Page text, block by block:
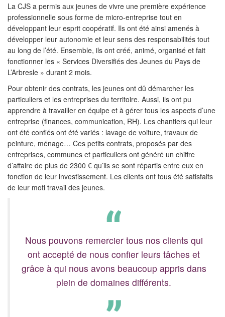
La CJS a permis aux jeunes de vivre une première expérience
professionnelle sous forme de micro-entreprise tout en
développant leur esprit coopératif. Ils ont été ainsi amenés à
développer leur autonomie et leur sens des responsabilités tout
au long de l’été. Ensemble, ils ont créé, animé, organisé et fait
fonctionner les « Services Diversifiés des Jeunes du Pays de
L’Arbresle » durant 2 mois.
Pour obtenir des contrats, les jeunes ont dû démarcher les
particuliers et les entreprises du territoire. Aussi, ils ont pu
apprendre à travailler en équipe et à gérer tous les aspects d’une
entreprise (finances, communication, RH). Les chantiers qui leur
ont été confiés ont été variés : lavage de voiture, travaux de
peinture, ménage… Ces petits contrats, proposés par des
entreprises, communes et particuliers ont généré un chiffre
d’affaire de plus de 2300 € qu’ils se sont répartis entre eux en
fonction de leur investissement. Les clients ont tous été satisfaits
de leur moti travail des jeunes.
Nous pouvons remercier tous nos clients qui
ont accepté de nous confier leurs tâches et
grâce à qui nous avons beaucoup appris dans
plein de domaines différents.